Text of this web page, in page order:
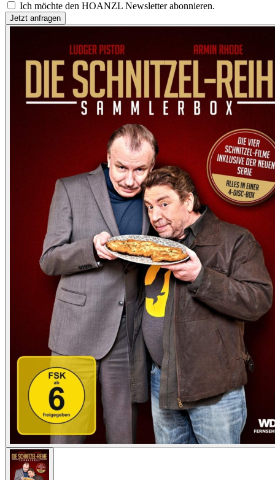
Ich möchte den HOANZL Newsletter abonnieren.